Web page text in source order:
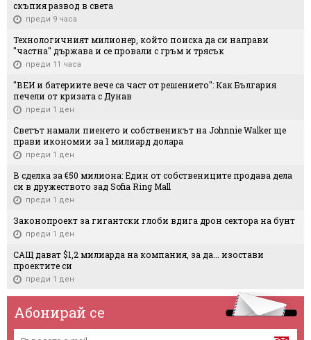
скъпия развод в света
преди 9 часа
Технологичният милионер, който поиска да си направи
"частна" държава и се провали с гръм и трясък
преди 11 часа
"ВЕИ и батериите вече са част от решението": Как България
печели от кризата с Дунав
преди 1 ден
Светът намали пиенето и собственикът на Johnnie Walker ще
прави икономии за 1 милиард долара
преди 1 ден
В сделка за €50 милиона: Един от собствениците продава дела
си в дружеството зад Sofia Ring Mall
преди 1 ден
Законопроект за гигантски глоби вдига дрон сектора на бунт
преди 1 ден
САЩ дават $1,2 милиарда на компания, за да... изостави
проектите си
преди 1 ден
Абонирай се